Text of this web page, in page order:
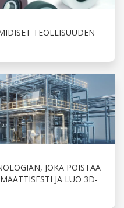
TEOLLISUUDEN
JOKA POISTAA
JA LUO 3D-